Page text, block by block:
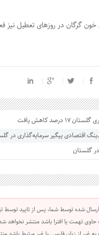
خون گرگان در روز‌های تعطیل
کاهش یافت
شده توسط شما، پس از تایید
حاوی تهمت یا افترا باشد منتشر نخواهد